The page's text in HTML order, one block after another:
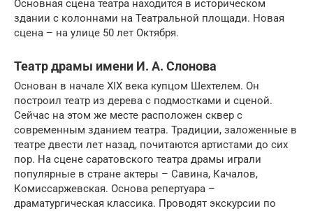
Основная сцена театра находится в историческом
здании с колоннами на Театральной площади. Новая
сцена – на улице 50 лет Октября.
Театр драмы имени И. А. Слонова
Основан в начале XIX века купцом Шехтелем. Он
построил театр из дерева с подмостками и сценой.
Сейчас на этом же месте расположен сквер с
современным зданием театра. Традиции, заложенные в
театре двести лет назад, почитаются артистами до сих
пор. На сцене саратовского театра драмы играли
популярные в стране актеры – Савина, Качалов,
Комиссаржевская. Основа репертуара –
драматургическая классика. Проводят экскурсии по